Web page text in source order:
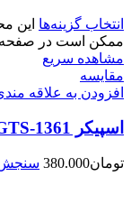
انتخاب گزینه‌ها این
ممکن است در صفحه
مشاهده سریع
مقایسه
افزودن به علاقه
اسپیکر GTS-1361گریت نایس
تومان380.000